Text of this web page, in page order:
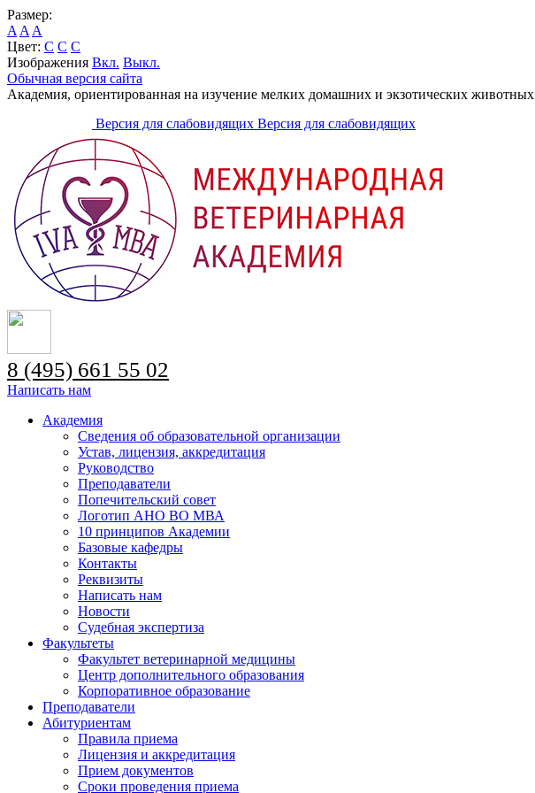
Размер:
A A A
Цвет: C C C
Изображения Вкл. Выкл.
Обычная версия сайта
Академия, ориентированная на изучение мелких домашних и экзотических животных
Версия для слабовидящих Версия для слабовидящих
8 (495) 661 55 02
Написать нам
Академия
Сведения об образовательной организации
Устав, лицензия, аккредитация
Руководство
Преподаватели
Попечительский совет
Логотип АНО ВО МВА
10 принципов Академии
Базовые кафедры
Контакты
Реквизиты
Написать нам
Новости
Судебная экспертиза
Факультеты
Факультет ветеринарной медицины
Центр дополнительного образования
Корпоративное образование
Преподаватели
Абитуриентам
Правила приема
Лицензия и аккредитация
Прием документов
Сроки проведения приема